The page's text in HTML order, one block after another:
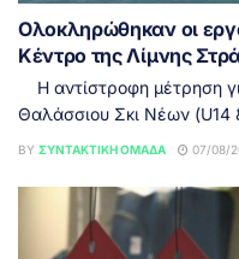
Ολοκληρώθηκαν οι
Κέντρο της Λίμνης
Η αντίστροφη μέτρηση
Θαλάσσιου Σκι Νέων (U14
BY ΣΥΝΤΑΚΤΙΚΉ ΟΜΆΔΑ 07/08/